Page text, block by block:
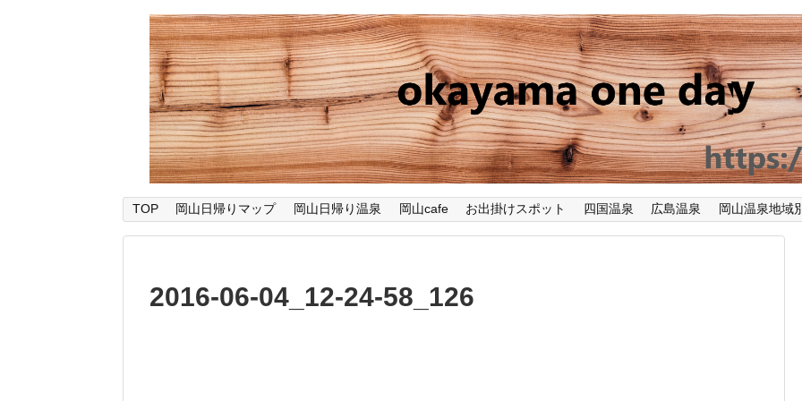
TOP 岡山日帰りマップ 岡山日帰り温泉 岡山cafe お出掛けスポット 四国温泉 広島温泉 岡山温泉地域
2016-06-04_12-24-58_126